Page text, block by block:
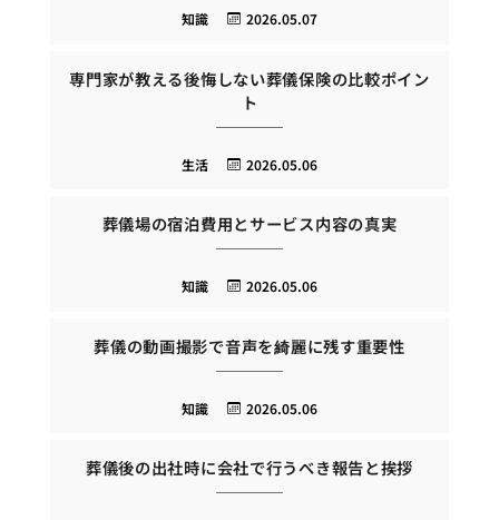
2026.05.07
知識
専門家が教える後悔しない葬儀保険の比較ポイン
ト
2026.05.06
生活
葬儀場の宿泊費用とサービス内容の真実
2026.05.06
知識
葬儀の動画撮影で音声を綺麗に残す重要性
2026.05.06
知識
葬儀後の出社時に会社で行うべき報告と挨拶